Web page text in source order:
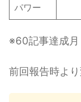
パワー
※60記事達成月
前回報告時よ